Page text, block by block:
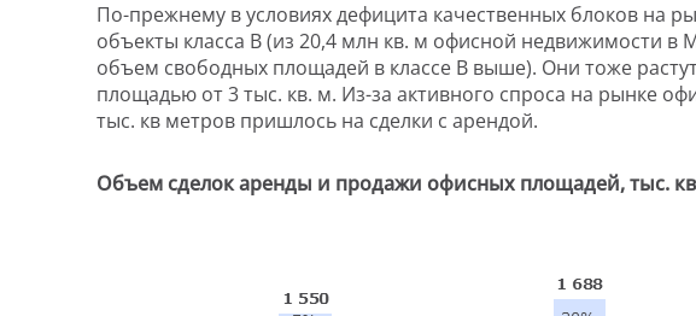
По-прежнему в условиях дефицита качественных блоков на
объекты класса В (из 20,4 млн кв. м офисной недвижимости в
объем свободных площадей в классе В выше). Они тоже
площадью от 3 тыс. кв. м. Из-за активного спроса на рынке
тыс. кв метров пришлось на сделки с арендой.
Объем сделок аренды и продажи офисных площадей, тыс.